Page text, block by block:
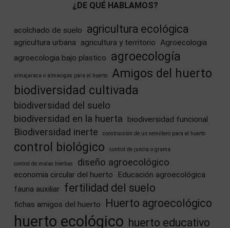
¿DE QUÉ HABLAMOS?
acolchado de suelo agricultura ecológica
agricultura urbana agricultura y territorio Agroecologia
agroecologia bajo plastico
agroecología
almajaraca o almacigas para el huerto
Amigos del huerto
biodiversidad cultivada
biodiversidad del suelo
biodiversidad en la huerta
biodiversidad funcional
Biodiversidad inerte construcción de un semillero para el huerto
control biológico control de juncia o grama
control de malas hierbas diseño agroecológico
economia circular del huerto
Educación agroecológica
fauna auxiliar fertilidad del suelo
fichas amigos del huerto Huerto agroecológico
huerto ecológico huerto educativo